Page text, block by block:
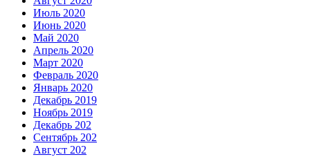
Июль 2020
Июнь 2020
Май 2020
Апрель 2020
Март 2020
Февраль 2020
Январь 2020
Декабрь 2019
Ноябрь 2019
Декабрь 202
Сентябрь 202
Август 202